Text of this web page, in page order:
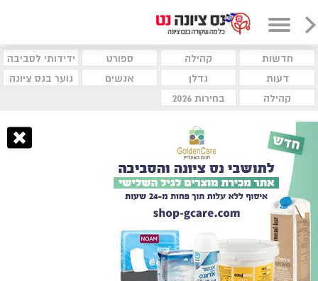
חדשות קהילה ספורט
ידידותי לסביבה
דעות
נדלן אנשים
נוער בנס ציונה
קהילה
בחירות 2026